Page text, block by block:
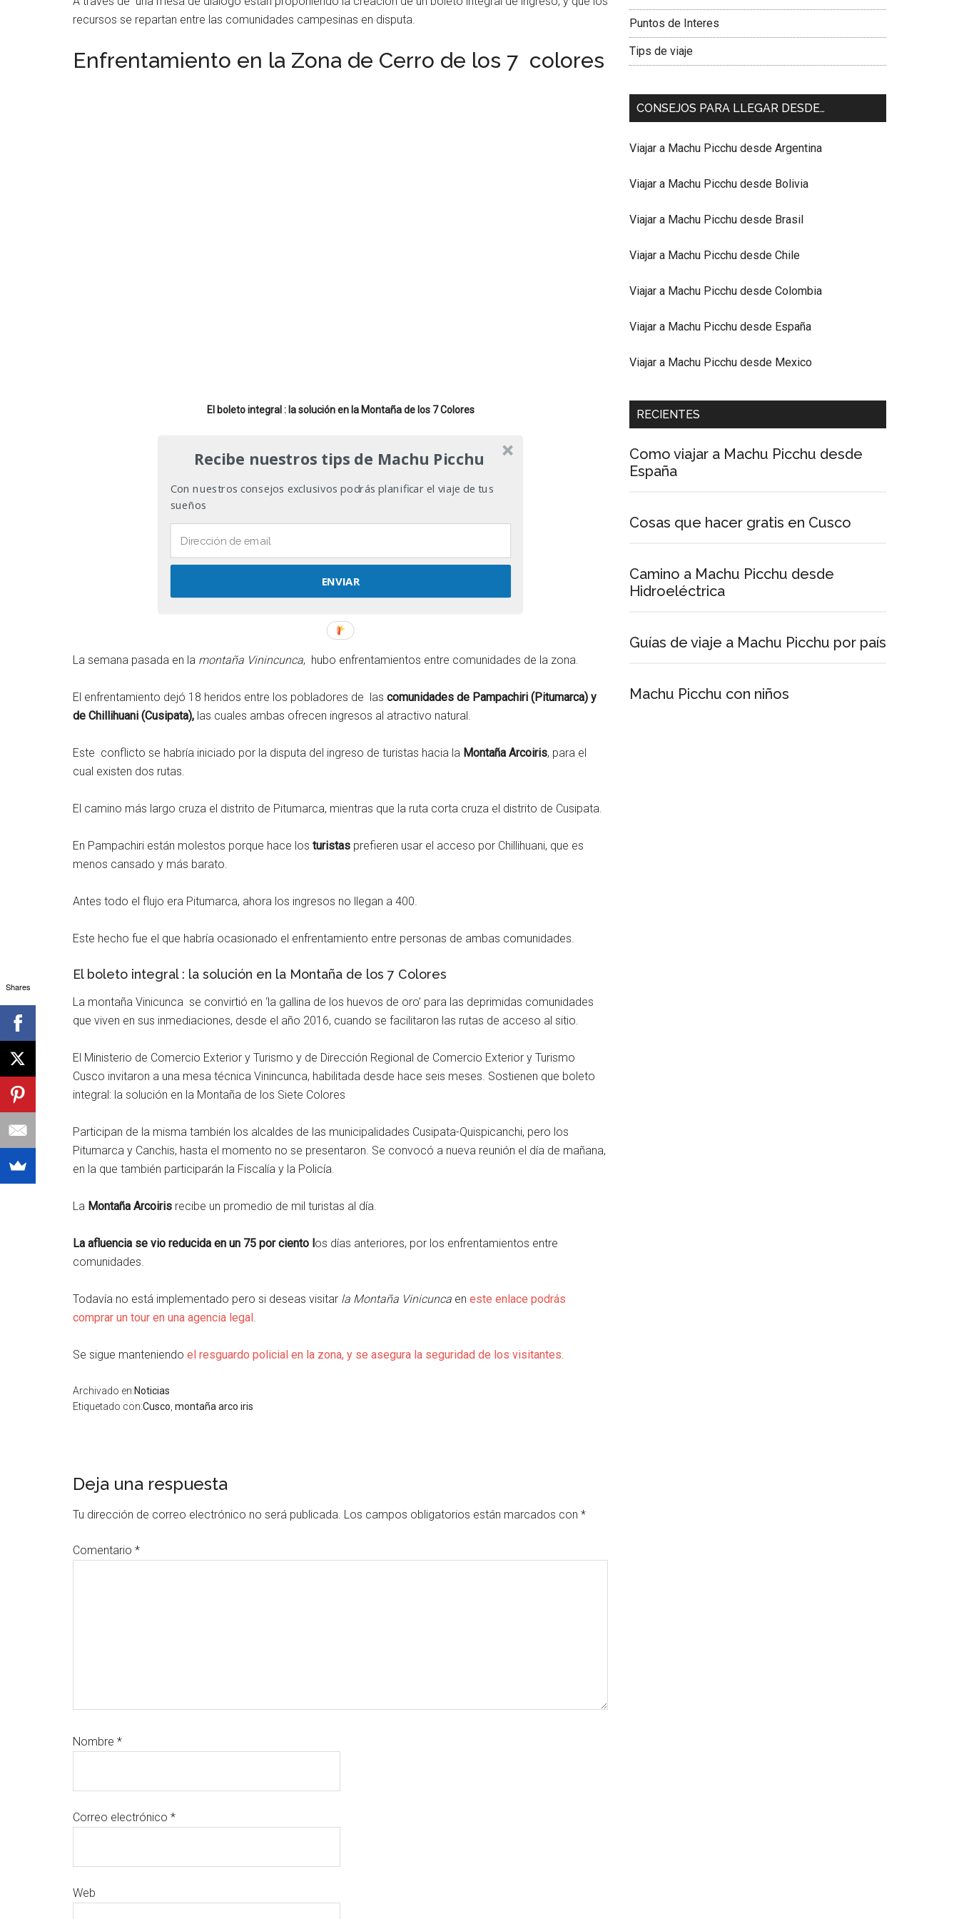
recursos se repartan entre las comunidades campesinas en disputa.
Enfrentamiento en la Zona de Cerro de los 7 colores
El boleto integral : la solución en la Montaña de los 7 Colores
Recibe nuestros tips de Machu Picchu
Con nuestros consejos exclusivos podrás planificar el viaje de tus
sueños
ENVIAR
La semana pasada en la montaña Vinincunca, hubo enfrentamientos entre comunidades de la zona.
El enfrentamiento dejó 18 heridos entre los pobladores de las comunidades de Pampachiri (Pitumarca) y
de Chillihuani (Cusipata), las cuales ambas ofrecen ingresos al atractivo natural.
Este conflicto se habría iniciado por la disputa del ingreso de turistas hacia la Montaña Arcoiris, para el
cual existen dos rutas.
El camino más largo cruza el distrito de Pitumarca, mientras que la ruta corta cruza el distrito de Cusipata.
En Pampachiri están molestos porque hace los turistas prefieren usar el acceso por Chillihuani, que es
menos cansado y más barato.
Antes todo el flujo era Pitumarca, ahora los ingresos no llegan a 400.
Este hecho fue el que habría ocasionado el enfrentamiento entre personas de ambas comunidades.
El boleto integral : la solución en la Montaña de los 7 Colores
La montaña Vinicunca se convirtió en ‘la gallina de los huevos de oro’ para las deprimidas comunidades
que viven en sus inmediaciones, desde el año 2016, cuando se facilitaron las rutas de acceso al sitio.
El Ministerio de Comercio Exterior y Turismo y de Dirección Regional de Comercio Exterior y Turismo
Cusco invitaron a una mesa técnica Vinincunca, habilitada desde hace seis meses. Sostienen que boleto
integral: la solución en la Montaña de los Siete Colores
Participan de la misma también los alcaldes de las municipalidades Cusipata-Quispicanchi, pero los
Pitumarca y Canchis, hasta el momento no se presentaron. Se convocó a nueva reunión el día de mañana,
en la que también participarán la Fiscalía y la Policía.
La Montaña Arcoiris recibe un promedio de mil turistas al día.
La afluencia se vio reducida en un 75 por ciento l os días anteriores, por los enfrentamientos entre
comunidades.
Todavía no está implementado pero si deseas visitar la Montaña Vinicunca en este enlace podrás
comprar un tour en una agencia legal .
Se sigue manteniendo el resguardo policial en la zona, y se asegura la seguridad de los visitantes.
Archivado en:Noticias
Etiquetado con:Cusco, montaña arco iris
Interacciones
con
lectores
Deja una respuesta
Tu dirección de correo electrónico no será publicada. Los campos obligatorios están marcados con *
Comentario *
Nombre *
Correo electrónico *
Web
Puntos de Interes
Tips de viaje
CONSEJOS PARA LLEGAR DESDE…
Viajar a Machu Picchu desde Argentina
Viajar a Machu Picchu desde Bolivia
Viajar a Machu Picchu desde Brasil
Viajar a Machu Picchu desde Chile
Viajar a Machu Picchu desde Colombia
Viajar a Machu Picchu desde España
Viajar a Machu Picchu desde Mexico
RECIENTES
Como viajar a Machu Picchu desde
España
Cosas que hacer gratis en Cusco
Camino a Machu Picchu desde
Hidroeléctrica
Guías de viaje a Machu Picchu por país
Machu Picchu con niños
Shares